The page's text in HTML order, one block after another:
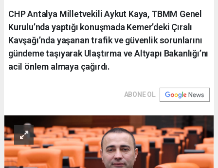
CHP Antalya Milletvekili Aykut Kaya, TBMM Genel
Kurulu’nda yaptığı konuşmada Kemer’deki Çıralı
Kavşağı’nda yaşanan trafik ve güvenlik sorunlarını
gündeme taşıyarak Ulaştırma ve Altyapı Bakanlığı’nı
acil önlem almaya çağırdı.
ABONE OL